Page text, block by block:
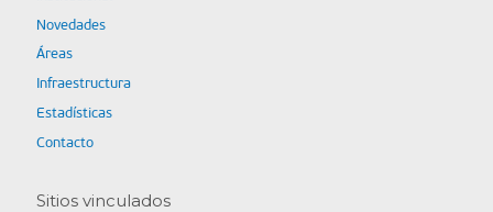
Novedades
Áreas
Infraestructura
Estadísticas
Contacto
Sitios vinculados